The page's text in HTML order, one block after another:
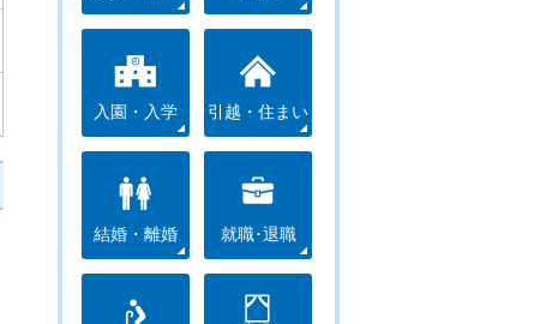
入園・入学 引越・住まい
結婚・離婚 就職･退職